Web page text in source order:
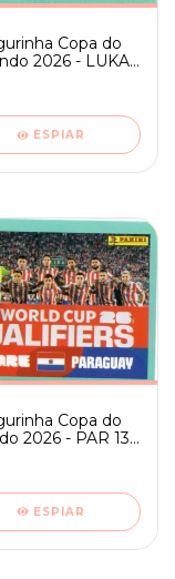
Copa do
2026 - LUKA
ESPIAR
Copa do
2026 - PAR 13 -
ESPIAR